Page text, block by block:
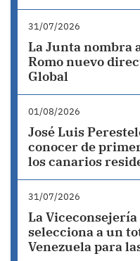
31/07/2026
La Junta nombra
Romo nuevo
Global
01/08/2026
José Luis
conocer de
los canarios
31/07/2026
La
selecciona a un
Venezuela para